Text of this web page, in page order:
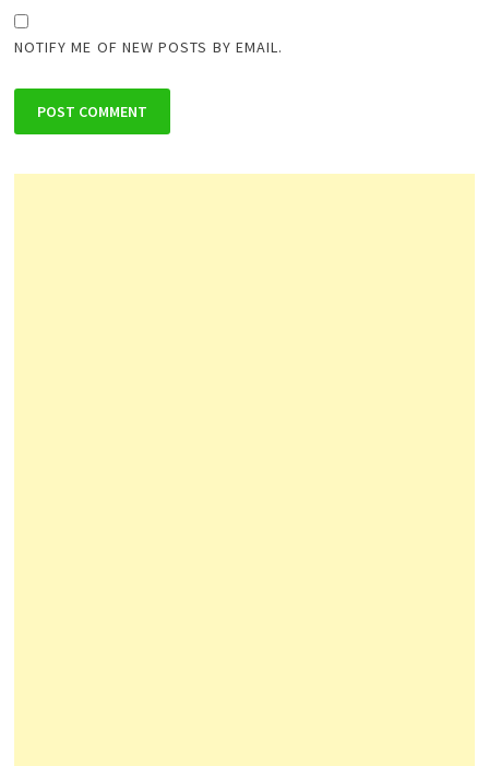
NOTIFY ME OF NEW POSTS BY EMAIL.